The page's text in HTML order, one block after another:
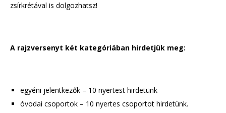
zsírkrétával is dolgozhatsz!
A rajzversenyt két kategóriában hirdetjük meg:
egyéni jelentkezők – 10 nyertest hirdetünk
óvodai csoportok – 10 nyertes csoportot hirdetünk.